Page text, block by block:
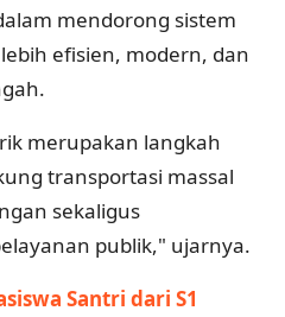
mendorong sistem
efisien, modern, dan
merupakan langkah
transportasi massal
sekaligus
publik," ujarnya.
Santri dari S1